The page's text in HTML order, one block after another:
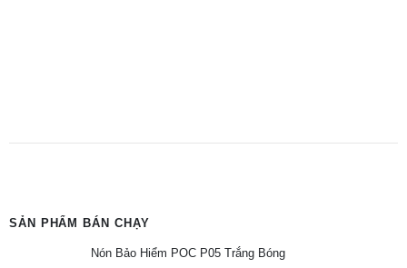
SẢN PHẨM BÁN CHẠY
Nón Bảo Hiểm POC P05 Trắng Bóng